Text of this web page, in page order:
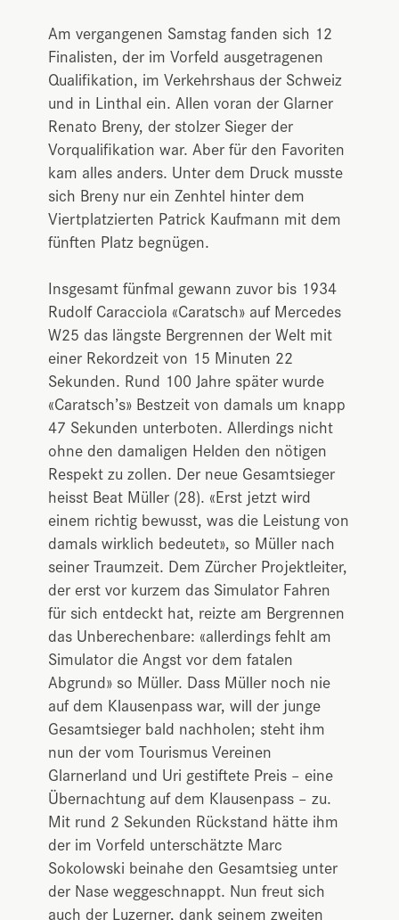
Am vergangenen Samstag fanden sich 12
Finalisten, der im Vorfeld ausgetragenen
Qualifikation, im Verkehrshaus der Schweiz
und in Linthal ein. Allen voran der Glarner
Renato Breny, der stolzer Sieger der
Vorqualifikation war. Aber für den Favoriten
kam alles anders. Unter dem Druck musste
sich Breny nur ein Zenhtel hinter dem
Viertplatzierten Patrick Kaufmann mit dem
fünften Platz begnügen.
Insgesamt fünfmal gewann zuvor bis 1934
Rudolf Caracciola «Caratsch» auf Mercedes
W25 das längste Bergrennen der Welt mit
einer Rekordzeit von 15 Minuten 22
Sekunden. Rund 100 Jahre später wurde
«Caratsch’s» Bestzeit von damals um knapp
47 Sekunden unterboten. Allerdings nicht
ohne den damaligen Helden den nötigen
Respekt zu zollen. Der neue Gesamtsieger
heisst Beat Müller (28). «Erst jetzt wird
einem richtig bewusst, was die Leistung von
damals wirklich bedeutet», so Müller nach
seiner Traumzeit. Dem Zürcher Projektleiter,
der erst vor kurzem das Simulator Fahren
für sich entdeckt hat, reizte am Bergrennen
das Unberechenbare: «allerdings fehlt am
Simulator die Angst vor dem fatalen
Abgrund» so Müller. Dass Müller noch nie
auf dem Klausenpass war, will der junge
Gesamtsieger bald nachholen; steht ihm
nun der vom Tourismus Vereinen
Glarnerland und Uri gestiftete Preis – eine
Übernachtung auf dem Klausenpass – zu.
Mit rund 2 Sekunden Rückstand hätte ihm
der im Vorfeld unterschätzte Marc
Sokolowski beinahe den Gesamtsieg unter
der Nase weggeschnappt. Nun freut sich
auch der Luzerner, dank seinem zweiten